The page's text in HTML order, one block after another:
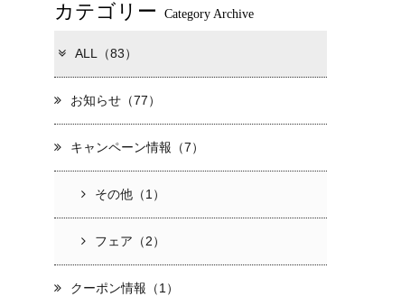
カテゴリー Category Archive
ALL（83）
お知らせ（77）
キャンペーン情報（7）
その他（1）
フェア（2）
クーポン情報（1）